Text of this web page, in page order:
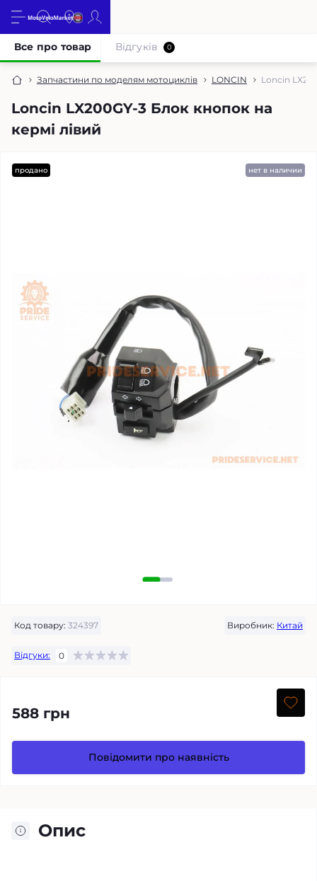
Запчастини по моделям мотоциклів LONCIN Loncin
Loncin LX200GY-3 Блок кнопок на
кермі лівий
Все про товар Відгуків 0
продано нет в наличии
Код товару: 324397 Виробник: Китай
Відгуки: 0
588 грн
Повідомити про наявність
Опис